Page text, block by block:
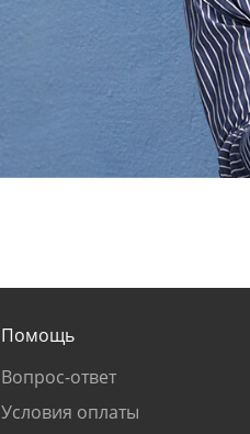
Помощь
Вопрос-ответ
Условия оплаты